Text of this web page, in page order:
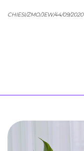
CHIESI/ŻMO/JEW/44/09/2020